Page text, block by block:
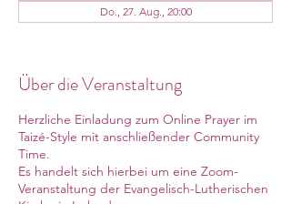
Do., 27. Aug., 20:00
Über die Veranstaltung
Herzliche Einladung zum Online Prayer im
Taizé-Style mit anschließender Community
Time.
Es handelt sich hierbei um eine Zoom-
Veranstaltung der Evangelisch-Lutherischen